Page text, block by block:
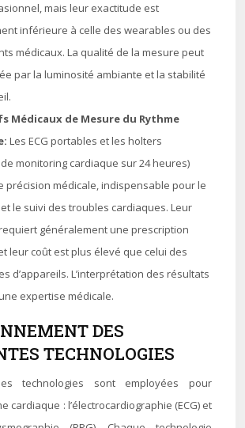
mais leur exactitude est
inférieure à celle des wearables ou des
médicaux. La qualité de la mesure peut
par la luminosité ambiante et la stabilité
Médicaux de Mesure du Rythme
Les ECG portables et les holters
monitoring cardiaque sur 24 heures)
précision médicale, indispensable pour le
le suivi des troubles cardiaques. Leur
généralement une prescription
leur coût est plus élevé que celui des
d’appareils. L’interprétation des résultats
expertise médicale.
DES
TECHNOLOGIES
technologies sont employées pour
cardiaque : l’électrocardiographie (ECG) et